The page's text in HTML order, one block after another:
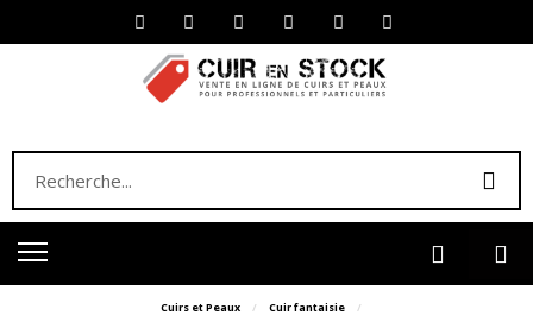
Cuirs et Peaux Cuir fantaisie